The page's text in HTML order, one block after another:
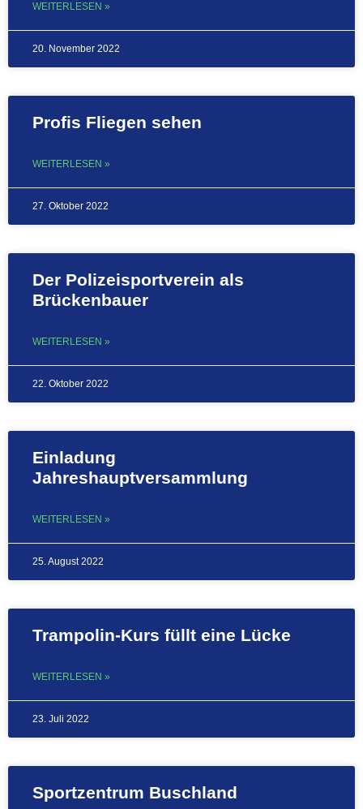
WEITERLESEN »
20. November 2022
Profis Fliegen sehen
WEITERLESEN »
27. Oktober 2022
Der Polizeisportverein als
Brückenbauer
WEITERLESEN »
22. Oktober 2022
Einladung
Jahreshauptversammlung
WEITERLESEN »
25. August 2022
Trampolin-Kurs füllt eine Lücke
WEITERLESEN »
23. Juli 2022
Sportzentrum Buschland